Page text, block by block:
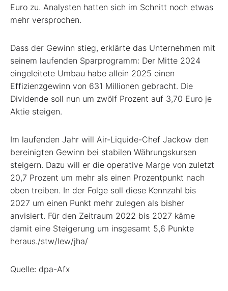
Euro zu. Analysten hatten sich im Schnitt noch etwas
mehr versprochen.
Dass der Gewinn stieg, erklärte das Unternehmen mit
seinem laufenden Sparprogramm: Der Mitte 2024
eingeleitete Umbau habe allein 2025 einen
Effizienzgewinn von 631 Millionen gebracht. Die
Dividende soll nun um zwölf Prozent auf 3,70 Euro je
Aktie steigen.
Im laufenden Jahr will Air-Liquide-Chef Jackow den
bereinigten Gewinn bei stabilen Währungskursen
steigern. Dazu will er die operative Marge von zuletzt
20,7 Prozent um mehr als einen Prozentpunkt nach
oben treiben. In der Folge soll diese Kennzahl bis
2027 um einen Punkt mehr zulegen als bisher
anvisiert. Für den Zeitraum 2022 bis 2027 käme
damit eine Steigerung um insgesamt 5,6 Punkte
heraus./stw/lew/jha/
Quelle: dpa-Afx